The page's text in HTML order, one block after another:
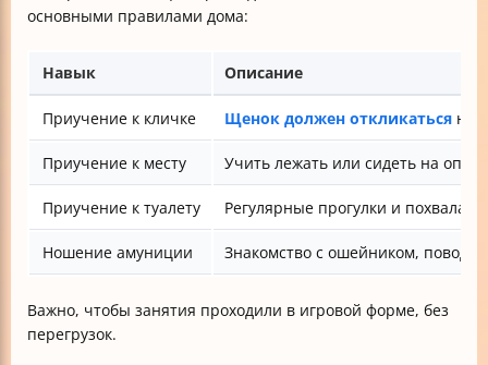
основными правилами дома:
Навык Описание
Приучение к кличке Щенок должен откликаться на
Приучение к месту Учить лежать или сидеть на
Приучение к туалету Регулярные прогулки и похвала
Ношение амуниции Знакомство с ошейником,
Важно, чтобы занятия проходили в игровой форме, без
перегрузок.